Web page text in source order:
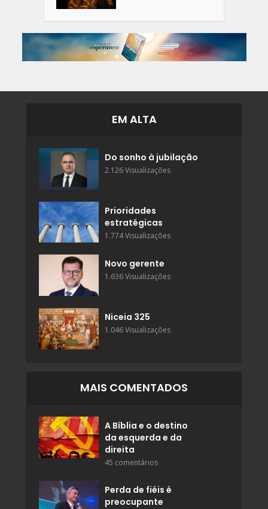
EM ALTA
Do sonho à jubilação
2.126 Visualizações
Prioridades
estratégicas
1.774 Visualizações
Novo gerente
1.636 Visualizações
Niceia 325
1.046 Visualizações
MAIS COMENTADOS
A Bíblia e o destino
da esquerda e da
direita
45 comentários
Perda de fiéis é
preocupante